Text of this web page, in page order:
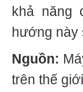
khả năng
hướng này
Nguồn:
trên thế